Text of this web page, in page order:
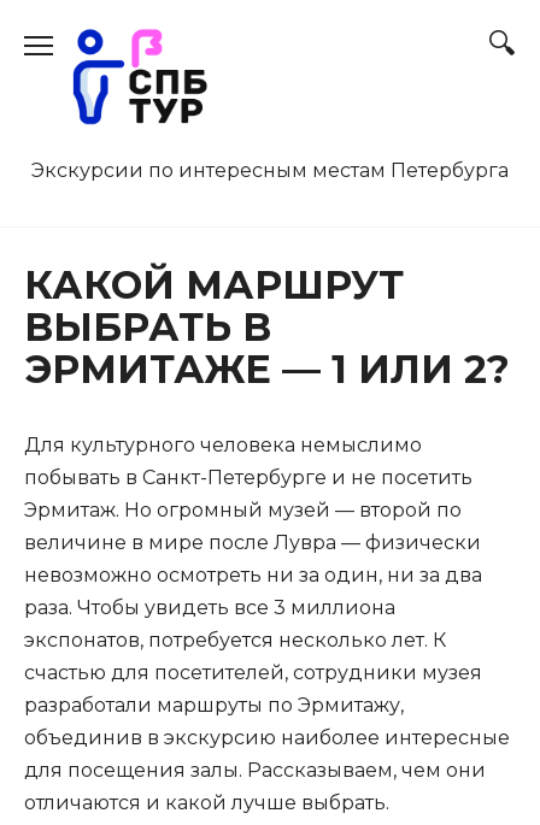
содержанию
Экскурсии по интересным местам Петербурга
КАКОЙ МАРШРУТ
ВЫБРАТЬ В
ЭРМИТАЖЕ — 1 ИЛИ 2?
Для культурного человека немыслимо
побывать в Санкт-Петербурге и не посетить
Эрмитаж. Но огромный музей — второй по
величине в мире после Лувра — физически
невозможно осмотреть ни за один, ни за два
раза. Чтобы увидеть все 3 миллиона
экспонатов, потребуется несколько лет. К
счастью для посетителей, сотрудники музея
разработали маршруты по Эрмитажу,
объединив в экскурсию наиболее интересные
для посещения залы. Рассказываем, чем они
отличаются и какой лучше выбрать.